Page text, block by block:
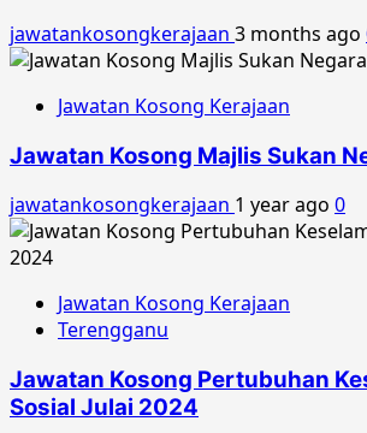
jawatankosongkerajaan 3 months ago
Jawatan Kosong Kerajaan
Jawatan Kosong Majlis Sukan
jawatankosongkerajaan 1 year ago 0
Jawatan Kosong Kerajaan
Terengganu
Jawatan Kosong Pertubuhan
Sosial Julai 2024